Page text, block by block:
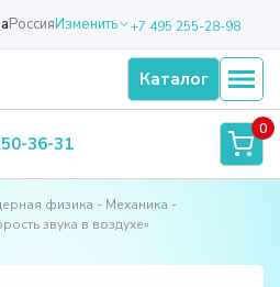
РоссияИзменить +7 495 255-28-98
Каталог
36-31
0
физика
Механика
звука в воздухе»